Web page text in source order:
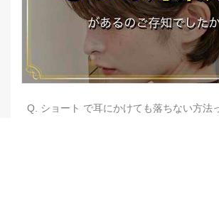
Q. ショート で耳にかけても落ちない方法